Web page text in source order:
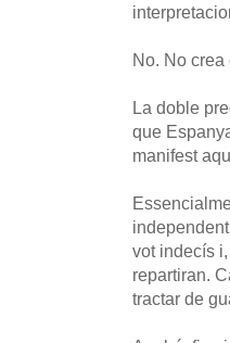
No. No
La doble
que
manifest
vot indecís
repartiran.
tractar de